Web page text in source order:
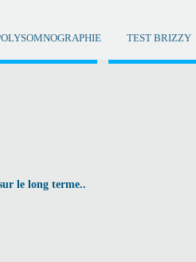
TEST BRIZZY
le long terme..